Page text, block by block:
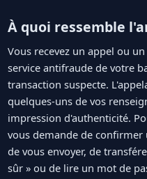
À quoi ressemble
Vous recevez un appel ou
service antifraude de votre
transaction suspecte.
quelques-uns de vos
impression d'authenticité.
vous demande de confirmer
de vous envoyer, de
sûr » ou de lire un mot de